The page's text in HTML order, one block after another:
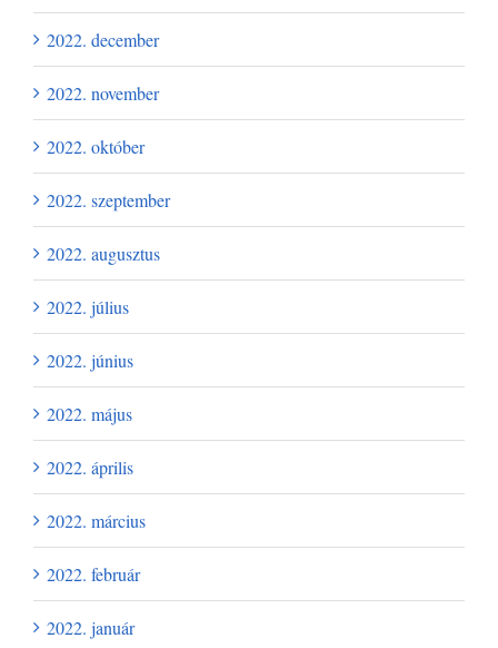
2022. december
2022. november
2022. október
2022. szeptember
2022. augusztus
2022. július
2022. június
2022. május
2022. április
2022. március
2022. február
2022. január